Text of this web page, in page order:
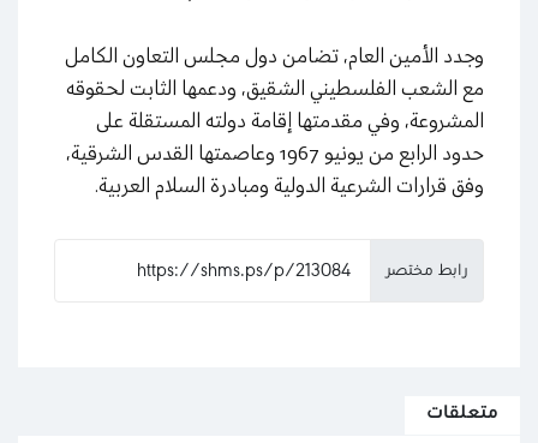
وجدد الأمين العام، تضامن دول مجلس التعاون الكامل
مع الشعب الفلسطيني الشقيق، ودعمها الثابت لحقوقه
المشروعة، وفي مقدمتها إقامة دولته المستقلة على
حدود الرابع من يونيو 1967 وعاصمتها القدس الشرقية،
وفق قرارات الشرعية الدولية ومبادرة السلام العربية.
رابط مختصر
متعلقات